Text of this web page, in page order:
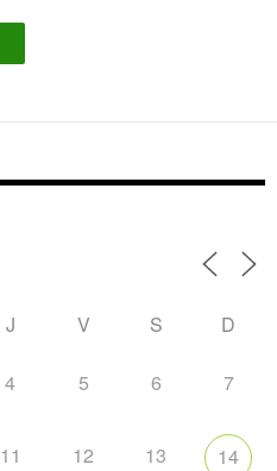
J V S D
4 5 6 7
11 12 13 14